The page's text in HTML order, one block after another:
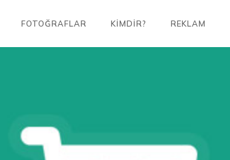
FOTOĞRAFLAR KIMDIR? REKLAM